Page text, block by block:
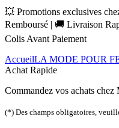
💥 Promotions exclusives
Remboursé | 🚚 Livraison
Colis Avant Paiement
AccueilLA MODE POUR
Achat Rapide
Commandez vos achats
(*) Des champs obligatoires,